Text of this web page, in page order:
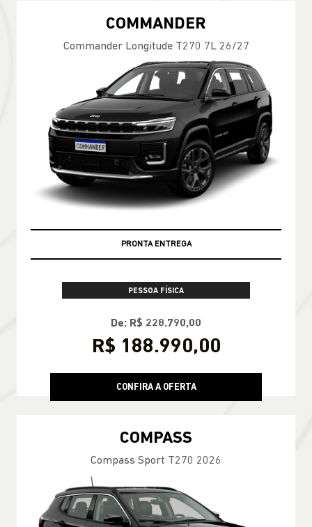
COMMANDER
Commander Longitude T270 7L 26/27
PRONTA ENTREGA
PESSOA FÍSICA
De: R$ 228.790,00
R$ 188.990,00
CONFIRA A OFERTA
COMPASS
Compass Sport T270 2026